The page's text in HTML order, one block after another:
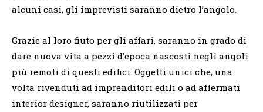
alcuni casi, gli imprevisti saranno dietro l’angolo.
Grazie al loro fiuto per gli affari, saranno in grado di
dare nuova vita a pezzi d’epoca nascosti negli angoli
più remoti di questi edifici. Oggetti unici che, una
volta rivenduti ad imprenditori edili o ad affermati
interior designer, saranno riutilizzati per